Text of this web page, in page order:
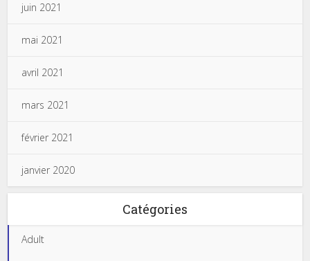
juin 2021
mai 2021
avril 2021
mars 2021
février 2021
janvier 2020
Catégories
Adult